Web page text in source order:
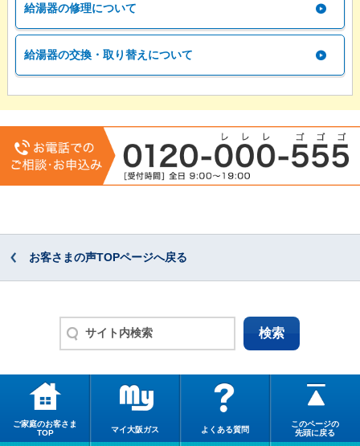
給湯器の修理について
給湯器の交換・取り替えについて
お客さまの声TOPページへ戻る
ご家庭のお客さま
TOP
マイ大阪ガス よくある質問
このページの
先頭に戻る